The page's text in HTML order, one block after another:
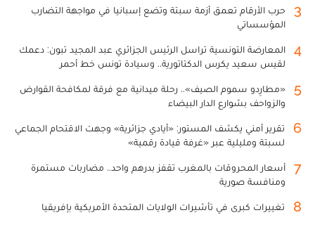
3
حرب الأرقام تعمق أزمة سبتة وتضع إسبانيا في مواجهة التضارب
المؤسساتي
4
المعارضة التونسية تراسل الرئيس الجزائري عبد المجيد تبون: دعمك
لقيس سعيد يكرس الدكتاتورية.. وسيادة تونس خط أحمر
5
«مطارِدو سموم الصيف».. رحلة ميدانية مع فرقة لمكافحة القوارض
والزواحف بشوارع الدار البيضاء
6
تقرير أمني يكشف المستور: «أيادي جزائرية» وجهت الاقتحام الجماعي
لسبتة ومليلية عبر «غرفة قيادة رقمية»
7
أسعار المحروقات بالمغرب تقفز بدرهم واحد.. مضاربات مستمرة
ومنافسة صورية
8 تغييرات كبرى في تأشيرات الولايات المتحدة الأمريكية بإفريقيا